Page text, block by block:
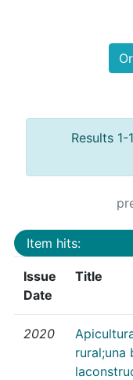
Results
Item hits:
Issue
Date
Title
2020
rural;una